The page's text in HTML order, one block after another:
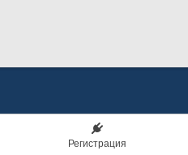
Регистрация